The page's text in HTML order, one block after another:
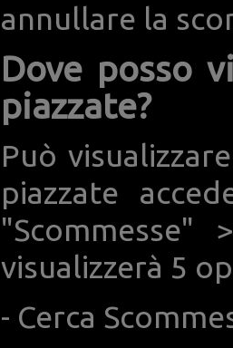
annullare la
Dove posso
piazzate?
Può
piazzate
"Scommesse"
visualizzerà 5
- Cerca